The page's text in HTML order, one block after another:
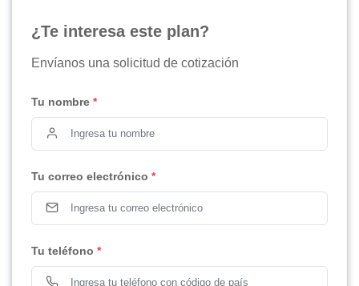
¿Te interesa este plan?
Envíanos una solicitud de cotización
Tu nombre *
Tu correo electrónico *
Tu teléfono *